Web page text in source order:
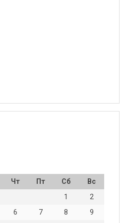
Чт Пт Сб
Вс
1
2
6 7 8
9